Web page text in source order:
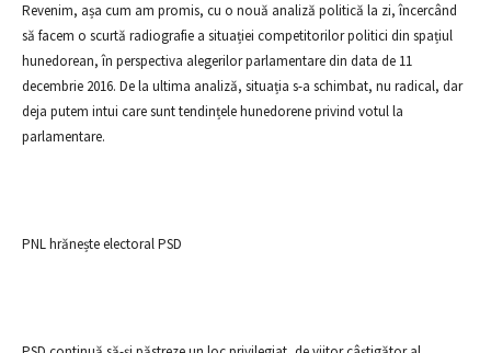
Revenim, așa cum am promis, cu o nouă analiză politică la zi, încercând
să facem o scurtă radiografie a situației competitorilor politici din spațiul
hunedorean, în perspectiva alegerilor parlamentare din data de 11
decembrie 2016. De la ultima analiză, situația s-a schimbat, nu radical, dar
deja putem intui care sunt tendințele hunedorene privind votul la
parlamentare.
PNL hrănește electoral PSD